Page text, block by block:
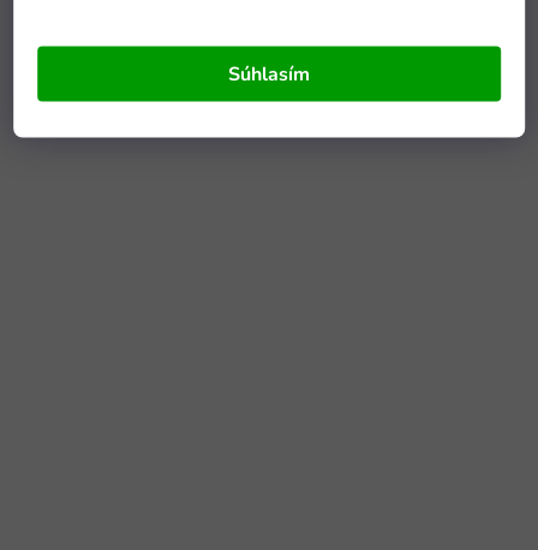
Súhlasím